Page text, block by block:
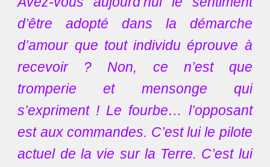
d’être adopté dans la démarche
d’amour que tout individu éprouve à
recevoir ? Non, ce n’est que
tromperie et mensonge qui
s’expriment ! Le fourbe… l’opposant
est aux commandes. C’est lui le pilote
actuel de la vie sur la Terre. C’est lui